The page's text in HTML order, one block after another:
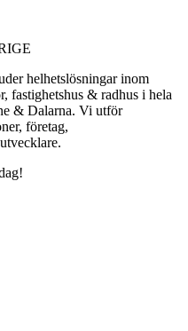
helhetslösningar inom
fastighetshus & radhus i hela
& Dalarna. Vi utför
företag,